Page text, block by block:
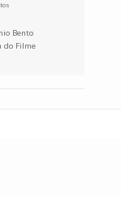
Bento
do Filme